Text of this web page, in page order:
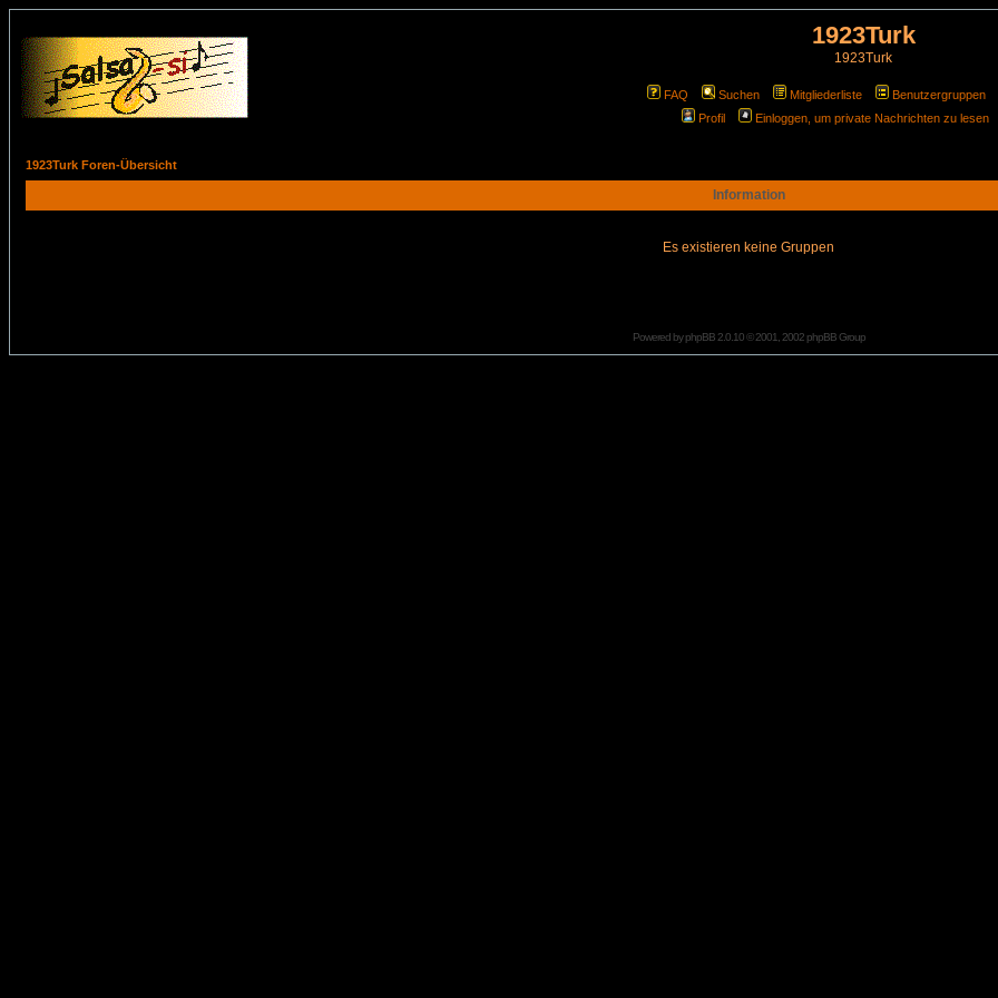
1923Turk
1923Turk
FAQ Suchen Mitgliederliste Benutzergruppen
Profil
Einloggen, um private Nachrichten zu lesen
1923Turk Foren-Übersicht
Information
Es existieren keine Gruppen
Powered byphpBB2.0.10 © 2001, 2002 phpBB Group